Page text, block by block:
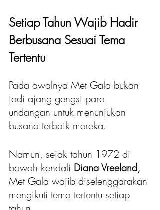
Setiap Tahun Wajib Hadir
Berbusana Sesuai Tema
Tertentu
Pada awalnya Met Gala bukan
jadi ajang gengsi para
undangan untuk menunjukan
busana terbaik mereka.
Namun, sejak tahun 1972 di
bawah kendali Diana Vreeland,
Met Gala wajib diselenggarakan
mengikuti tema tertentu setiap